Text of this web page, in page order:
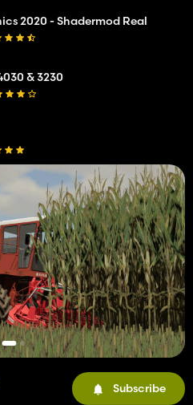
Subscribe
2020 - Shadermod Real
& 3230